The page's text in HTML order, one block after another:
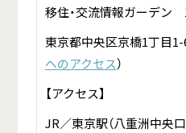
移住・交流情報ガーデン
東京都中央区京橋1丁目
へのアクセス）
【アクセス】
JR／東京駅（八重洲中央